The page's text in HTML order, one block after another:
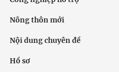
Nông thôn mới
Nội dung chuyên đề
Hồ sơ